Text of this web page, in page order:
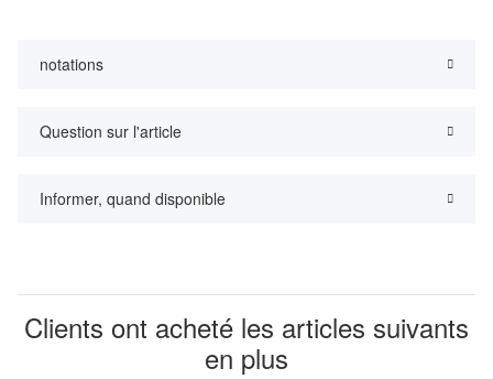
notations
Question sur l'article
Informer, quand disponible
Clients ont acheté les articles suivants
en plus